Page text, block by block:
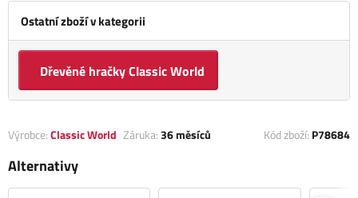
Ostatní zboží v kategorii
Dřevěné hračky Classic World
Výrobce:Classic World Záruka:36 měsíců Kód zboží: P78684
Alternativy